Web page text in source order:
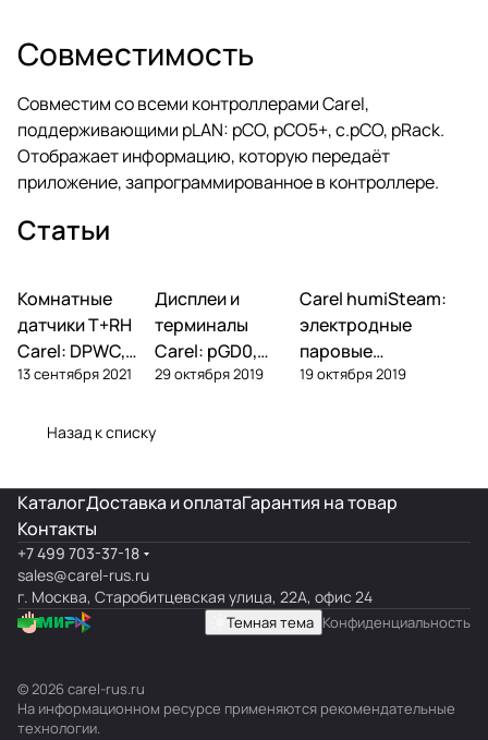
Совместимость
Совместим со всеми контроллерами Carel,
поддерживающими pLAN: pCO, pCO5+, c.pCO, pRack.
Отображает информацию, которую передаёт
приложение, запрограммированное в контроллере.
Статьи
Автоматика и
контроллеры
Комнатные
датчики T+RH
Carel: DPWC,
DPDC, ASWC —
13 сентября 2021
Автоматика и
контроллеры
Дисплеи и
терминалы
Carel: pGD0,
pGD1, pGDE, pGD
pGDX
29 октября 2019
Увлажнение
Carel humiSteam:
электродные
паровые
увлажнители —
19 октября 2019
Назад к списку
КаталогДоставка и оплатаГарантия на товар
Контакты
+7 499 703-37-18
sales@carel-rus.ru
г. Москва, Старобитцевская улица, 22А, офис 24
Темная тема Конфиденциальность
© 2026 carel-rus.ru
На информационном ресурсе применяются рекомендательные
технологии.